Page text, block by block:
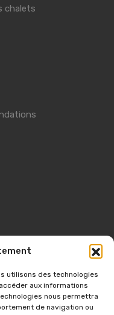
utilisons des technologies
aux informations
nous permettra
de navigation ou
chalets